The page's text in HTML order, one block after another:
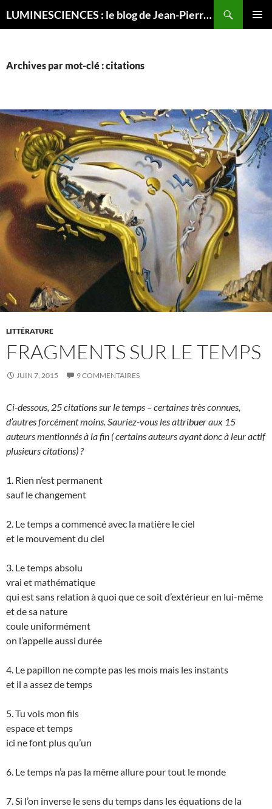
LUMINESCIENCES : le blog de Jean-Pierre LUMINET, astrophysicien
Archives par mot-clé : citations
LITTÉRATURE
FRAGMENTS SUR LE TEMPS
JUIN 7, 2015 9 COMMENTAIRES
Ci-dessous, 25 citations sur le temps – certaines très connues,
d’autres forcément moins. Sauriez-vous les attribuer aux 15
auteurs mentionnés à la fin ( certains auteurs ayant donc à leur actif
plusieurs citations) ?
1. Rien n’est permanent
sauf le changement
2. Le temps a commencé avec la matière le ciel
et le mouvement du ciel
3. Le temps absolu
vrai et mathématique
qui est sans relation à quoi que ce soit d’extérieur en lui-même
et de sa nature
coule uniformément
on l’appelle aussi durée
4. Le papillon ne compte pas les mois mais les instants
et il a assez de temps
5. Tu vois mon fils
espace et temps
ici ne font plus qu’un
6. Le temps n’a pas la même allure pour tout le monde
7. Si l’on inverse le sens du temps dans les équations de la